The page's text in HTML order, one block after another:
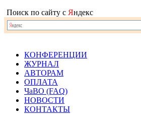
Поиск по сайту с Яндекс
КОНФЕРЕНЦИИ
ЖУРНАЛ
АВТОРАМ
ОПЛАТА
ЧаВО (FAQ)
НОВОСТИ
КОНТАКТЫ